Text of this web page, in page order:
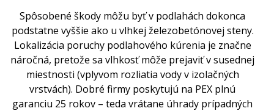
Spôsobené škody môžu byť v podlahách dokonca
podstatne vyššie ako u vlhkej železobetónovej steny.
Lokalizácia poruchy podlahového kúrenia je značne
náročná, pretože sa vlhkosť môže prejaviť v susednej
miestnosti (vplyvom rozliatia vody v izolačných
vrstvách). Dobré firmy poskytujú na PEX plnú
garanciu 25 rokov – teda vrátane úhrady prípadných